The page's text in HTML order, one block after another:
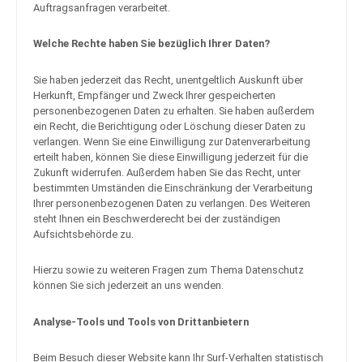
Auftragsanfragen verarbeitet.
Welche Rechte haben Sie bezüglich Ihrer Daten?
Sie haben jederzeit das Recht, unentgeltlich Auskunft über
Herkunft, Empfänger und Zweck Ihrer gespeicherten
personenbezogenen Daten zu erhalten. Sie haben außerdem
ein Recht, die Berichtigung oder Löschung dieser Daten zu
verlangen. Wenn Sie eine Einwilligung zur Datenverarbeitung
erteilt haben, können Sie diese Einwilligung jederzeit für die
Zukunft widerrufen. Außerdem haben Sie das Recht, unter
bestimmten Umständen die Einschränkung der Verarbeitung
Ihrer personenbezogenen Daten zu verlangen. Des Weiteren
steht Ihnen ein Beschwerderecht bei der zuständigen
Aufsichtsbehörde zu.
Hierzu sowie zu weiteren Fragen zum Thema Datenschutz
können Sie sich jederzeit an uns wenden.
Analyse-Tools und Tools von Dritt­anbietern
Beim Besuch dieser Website kann Ihr Surf-Verhalten statistisch